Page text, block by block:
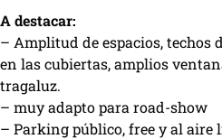
A destacar:
– Amplitud de espacios, techos
en las cubiertas, amplios
tragaluz.
– muy adapto para road-show
– Parking público, free y al aire